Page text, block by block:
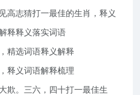
高志猜打一最佳的生肖，释义
释释义落实词语
精选词语释义解释
释义词语解释梳理
欺。三六，四十打一最佳生